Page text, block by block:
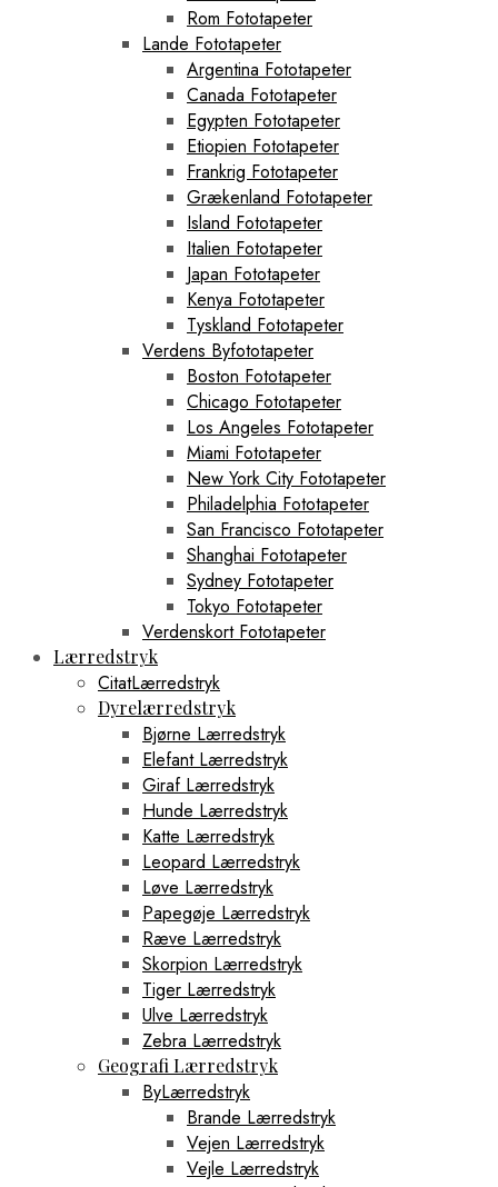
Rom Fototapeter
Lande Fototapeter
Argentina Fototapeter
Canada Fototapeter
Egypten Fototapeter
Etiopien Fototapeter
Frankrig Fototapeter
Grækenland Fototapeter
Island Fototapeter
Italien Fototapeter
Japan Fototapeter
Kenya Fototapeter
Tyskland Fototapeter
Verdens Byfototapeter
Boston Fototapeter
Chicago Fototapeter
Los Angeles Fototapeter
Miami Fototapeter
New York City Fototapeter
Philadelphia Fototapeter
San Francisco Fototapeter
Shanghai Fototapeter
Sydney Fototapeter
Tokyo Fototapeter
Verdenskort Fototapeter
Lærredstryk
CitatLærredstryk
Dyrelærredstryk
Bjørne Lærredstryk
Elefant Lærredstryk
Giraf Lærredstryk
Hunde Lærredstryk
Katte Lærredstryk
Leopard Lærredstryk
Løve Lærredstryk
Papegøje Lærredstryk
Ræve Lærredstryk
Skorpion Lærredstryk
Tiger Lærredstryk
Ulve Lærredstryk
Zebra Lærredstryk
Geografi Lærredstryk
ByLærredstryk
Brande Lærredstryk
Vejen Lærredstryk
Vejle Lærredstryk